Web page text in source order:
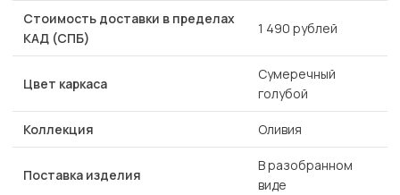
Стоимость доставки в пределах
КАД (СПБ)
1 490 рублей
Цвет каркаса
Сумеречный
голубой
Коллекция Оливия
Поставка изделия
В разобранном
виде